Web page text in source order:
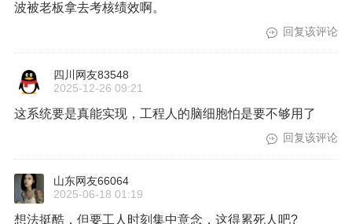
波被老板拿去考核绩效啊。
回复该评论
四川网友83548
2025-12-26 09:21
这系统要是真能实现，工程人的脑细胞怕是要不够用了
回复该评论
山东网友66064
2025-06-18 01:19
想法挺酷，但要工人时刻集中意念，这得累死人吧?